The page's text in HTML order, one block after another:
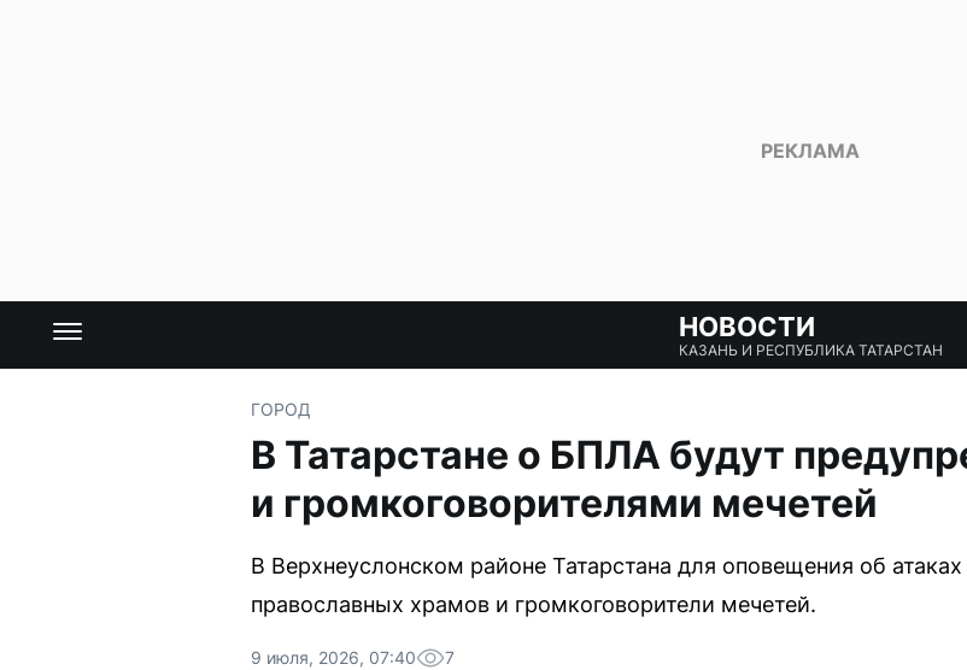
НОВОСТИ
КАЗАНЬ И РЕСПУБЛИКА ТАТАРСТАН
ГОРОД
В Татарстане о БПЛА будут
и громкоговорителями мечетей
В Верхнеуслонском районе Татарстана для оповещения об
православных храмов и громкоговорители мечетей.
9 июля, 2026, 07:40 7